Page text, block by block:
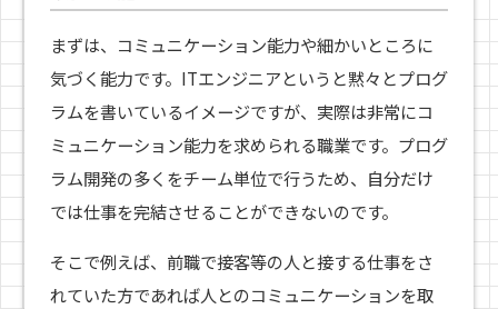
まずは、コミュニケーション能力や細かいところに
気づく能力です。ITエンジニアというと黙々とプログ
ラムを書いているイメージですが、実際は非常にコ
ミュニケーション能力を求められる職業です。プログ
ラム開発の多くをチーム単位で行うため、自分だけ
では仕事を完結させることができないのです。
そこで例えば、前職で接客等の人と接する仕事をさ
れていた方であれば人とのコミュニケーションを取